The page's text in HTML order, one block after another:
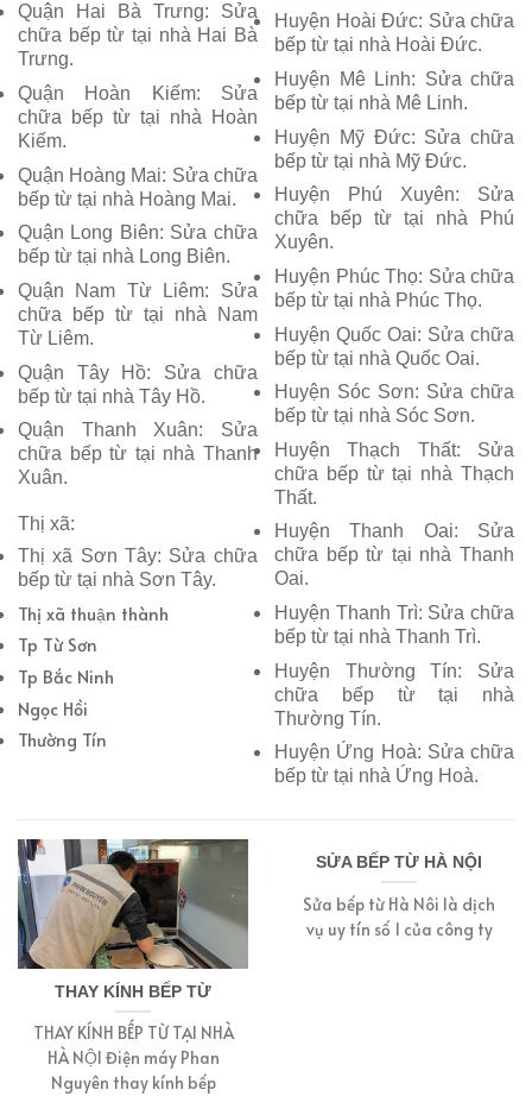
Quận Hai Bà Trưng: Sửa
chữa bếp từ tại nhà Hai Bà
Trưng.
Quận Hoàn Kiếm: Sửa
chữa bếp từ tại nhà Hoàn
Kiếm.
Quận Hoàng Mai: Sửa chữa
bếp từ tại nhà Hoàng Mai.
Quận Long Biên: Sửa chữa
bếp từ tại nhà Long Biên.
Quận Nam Từ Liêm: Sửa
chữa bếp từ tại nhà Nam
Từ Liêm.
Quận Tây Hồ: Sửa chữa
bếp từ tại nhà Tây Hồ.
Quận Thanh Xuân: Sửa
chữa bếp từ tại nhà Thanh
Xuân.
Thị xã:
Thị xã Sơn Tây: Sửa chữa
bếp từ tại nhà Sơn Tây.
Thị xã thuận thành
Tp Từ Sơn
Tp Bắc Ninh
Ngọc Hồi
Thường Tín
Huyện Hoài Đức: Sửa chữa
bếp từ tại nhà Hoài Đức.
Huyện Mê Linh: Sửa chữa
bếp từ tại nhà Mê Linh.
Huyện Mỹ Đức: Sửa chữa
bếp từ tại nhà Mỹ Đức.
Huyện Phú Xuyên: Sửa
chữa bếp từ tại nhà Phú
Xuyên.
Huyện Phúc Thọ: Sửa chữa
bếp từ tại nhà Phúc Thọ.
Huyện Quốc Oai: Sửa chữa
bếp từ tại nhà Quốc Oai.
Huyện Sóc Sơn: Sửa chữa
bếp từ tại nhà Sóc Sơn.
Huyện Thạch Thất: Sửa
chữa bếp từ tại nhà Thạch
Thất.
Huyện Thanh Oai: Sửa
chữa bếp từ tại nhà Thanh
Oai.
Huyện Thanh Trì: Sửa chữa
bếp từ tại nhà Thanh Trì.
Huyện Thường Tín: Sửa
chữa bếp từ tại nhà
Thường Tín.
Huyện Ứng Hoà: Sửa chữa
bếp từ tại nhà Ứng Hoà.
THAY KÍNH BẾP TỪ
THAY KÍNH BẾP TỪ TẠI NHÀ
HÀ NỘI Điện máy Phan
Nguyên thay kính bếp
SỬA BẾP TỪ HÀ NỘI
Sửa bếp từ Hà Nôi là dịch
vụ uy tín số 1 của công ty